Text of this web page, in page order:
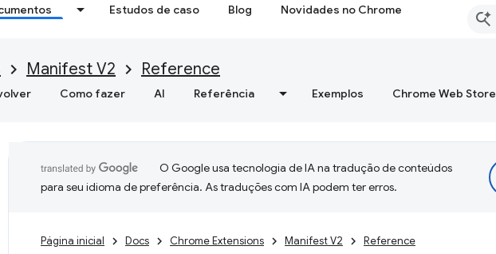
Estudos de caso Blog Novidades no Chrome
Manifest V2 Reference
Como fazer AI Referência Exemplos Chrome Web Store
O Google usa tecnologia de IA na tradução de conteúdos
para seu idioma de preferência. As traduções com IA podem ter erros.
Página inicial Docs Chrome Extensions Manifest V2 Reference